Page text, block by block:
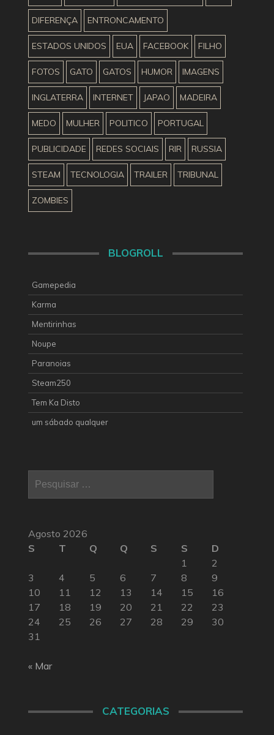
DIFERENÇA ENTRONCAMENTO
ESTADOS UNIDOS EUA FACEBOOK FILHO
FOTOS GATO GATOS HUMOR IMAGENS
INGLATERRA INTERNET JAPAO MADEIRA
MEDO MULHER POLITICO PORTUGAL
PUBLICIDADE REDES SOCIAIS RIR RUSSIA
STEAM TECNOLOGIA TRAILER TRIBUNAL
ZOMBIES
BLOGROLL
Gamepedia
Karma
Mentirinhas
Noupe
Paranoias
Steam250
Tem Ka Disto
um sábado qualquer
Pesquisar
Agosto 2026
S
T Q Q S S
D
1
2
3
4 5 6 7 8
9
10
11 12 13 14 15
16
17
18 19 20 21 22
23
24
25 26 27 28 29
30
31
« Mar
CATEGORIAS